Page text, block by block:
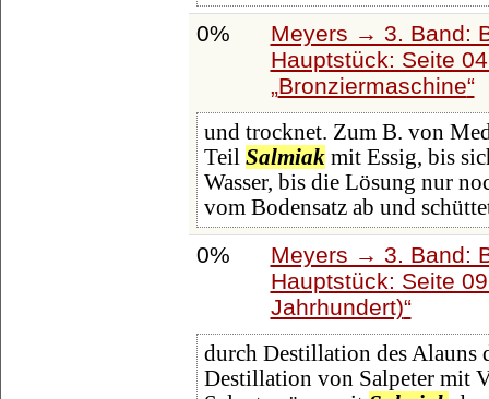
0%
Meyers → 3. Band:
Hauptstück: Seite
Bronziermaschine
und trocknet. Zum B. von
Teil Salmiakmit Essig, bis
Wasser, bis die Lösung nur
vom Bodensatz ab und
0%
Meyers → 3. Band:
Hauptstück: Seite
Jahrhundert)
durch Destillation des Alauns
Destillation von Salpeter mit